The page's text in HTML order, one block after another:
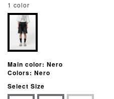
1 color
Main color: Nero
Colors: Nero
Select Size